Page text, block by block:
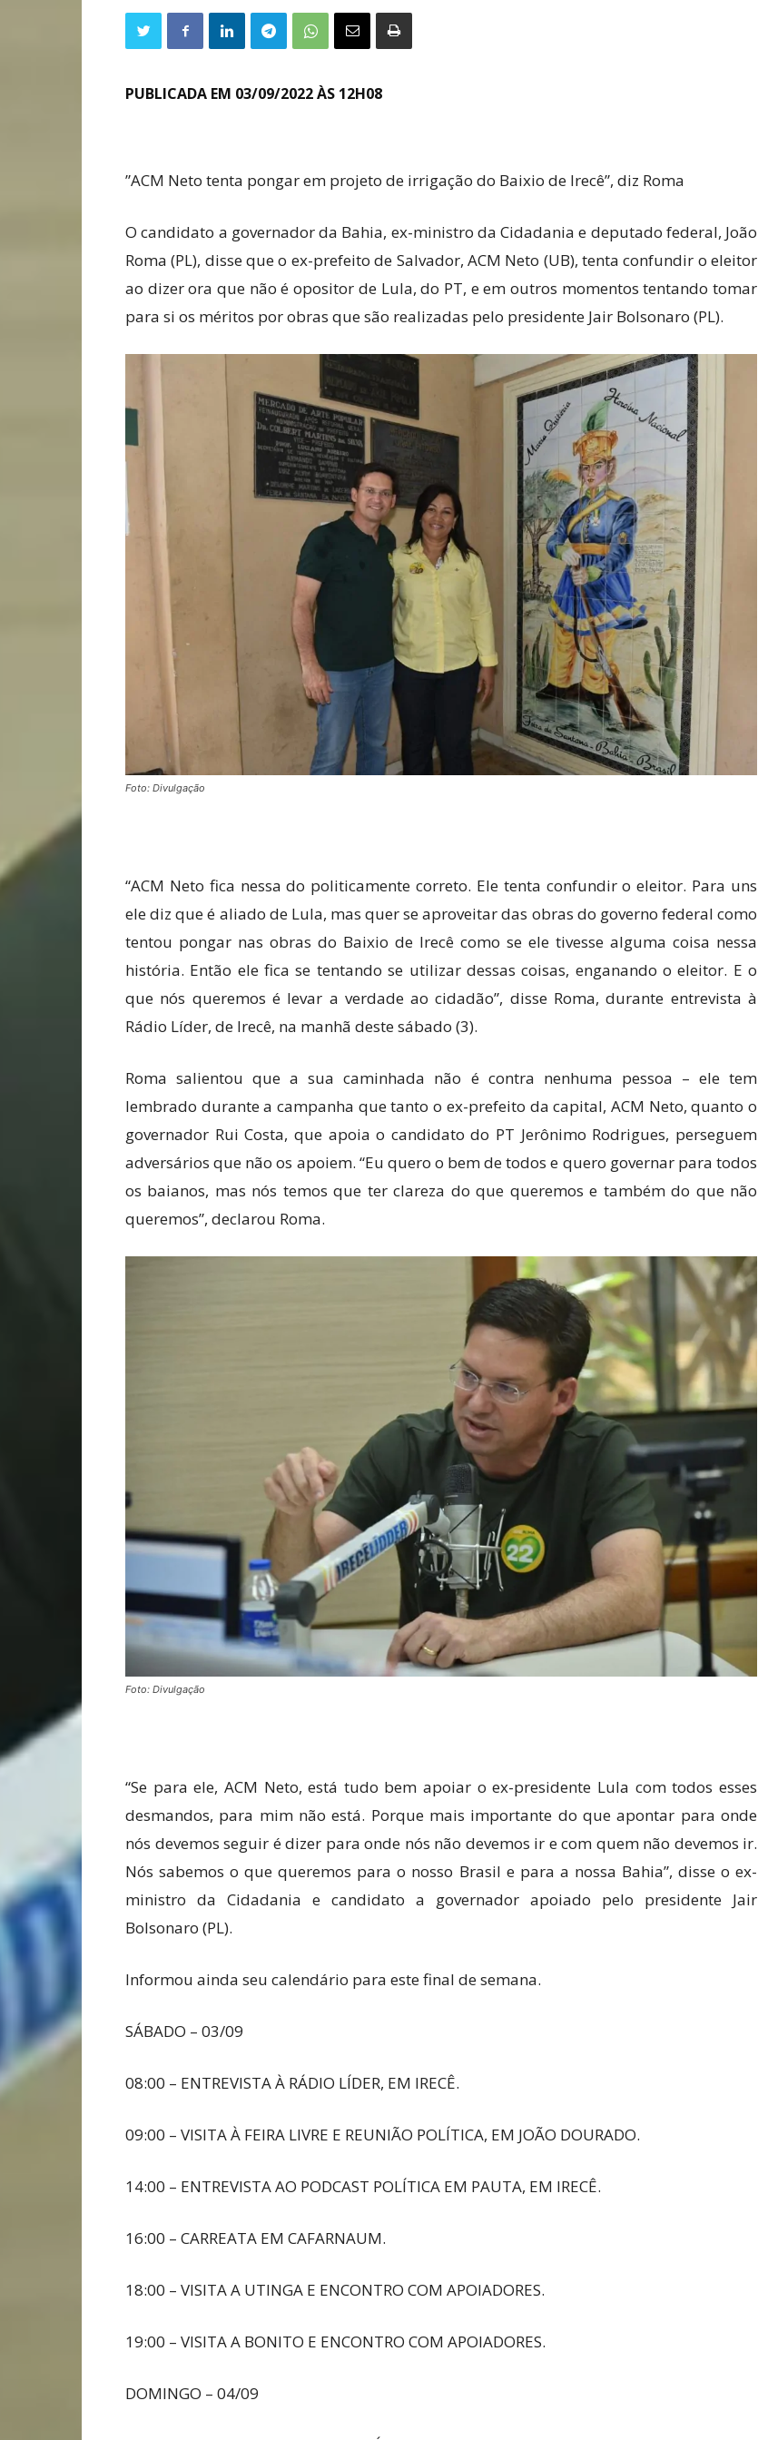
PUBLICADA EM 03/09/2022 ÀS 12H08
”ACM Neto tenta pongar em projeto de irrigação do Baixio de Irecê”, diz Roma
O candidato a governador da Bahia, ex-ministro da Cidadania e deputado federal, João
Roma (PL), disse que o ex-prefeito de Salvador, ACM Neto (UB), tenta confundir o eleitor
ao dizer ora que não é opositor de Lula, do PT, e em outros momentos tentando tomar
para si os méritos por obras que são realizadas pelo presidente Jair Bolsonaro (PL).
Foto: Divulgação
“ACM Neto fica nessa do politicamente correto. Ele tenta confundir o eleitor. Para uns
ele diz que é aliado de Lula, mas quer se aproveitar das obras do governo federal como
tentou pongar nas obras do Baixio de Irecê como se ele tivesse alguma coisa nessa
história. Então ele fica se tentando se utilizar dessas coisas, enganando o eleitor. E o
que nós queremos é levar a verdade ao cidadão”, disse Roma, durante entrevista à
Rádio Líder, de Irecê, na manhã deste sábado (3).
Roma salientou que a sua caminhada não é contra nenhuma pessoa – ele tem
lembrado durante a campanha que tanto o ex-prefeito da capital, ACM Neto, quanto o
governador Rui Costa, que apoia o candidato do PT Jerônimo Rodrigues, perseguem
adversários que não os apoiem. “Eu quero o bem de todos e quero governar para todos
os baianos, mas nós temos que ter clareza do que queremos e também do que não
queremos”, declarou Roma.
Foto: Divulgação
“Se para ele, ACM Neto, está tudo bem apoiar o ex-presidente Lula com todos esses
desmandos, para mim não está. Porque mais importante do que apontar para onde
nós devemos seguir é dizer para onde nós não devemos ir e com quem não devemos ir.
Nós sabemos o que queremos para o nosso Brasil e para a nossa Bahia”, disse o ex-
ministro da Cidadania e candidato a governador apoiado pelo presidente Jair
Bolsonaro (PL).
Informou ainda seu calendário para este final de semana.
SÁBADO – 03/09
08:00 – ENTREVISTA À RÁDIO LÍDER, EM IRECÊ.
09:00 – VISITA À FEIRA LIVRE E REUNIÃO POLÍTICA, EM JOÃO DOURADO.
14:00 – ENTREVISTA AO PODCAST POLÍTICA EM PAUTA, EM IRECÊ.
16:00 – CARREATA EM CAFARNAUM.
18:00 – VISITA A UTINGA E ENCONTRO COM APOIADORES.
19:00 – VISITA A BONITO E ENCONTRO COM APOIADORES.
DOMINGO – 04/09